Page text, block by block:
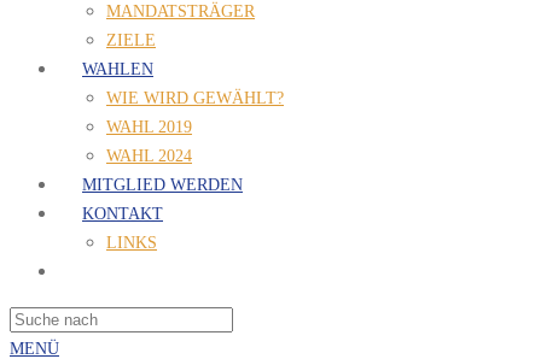
MANDATSTRÄGER
ZIELE
WAHLEN
WIE WIRD GEWÄHLT?
WAHL 2019
WAHL 2024
MITGLIED WERDEN
KONTAKT
LINKS
MENÜ